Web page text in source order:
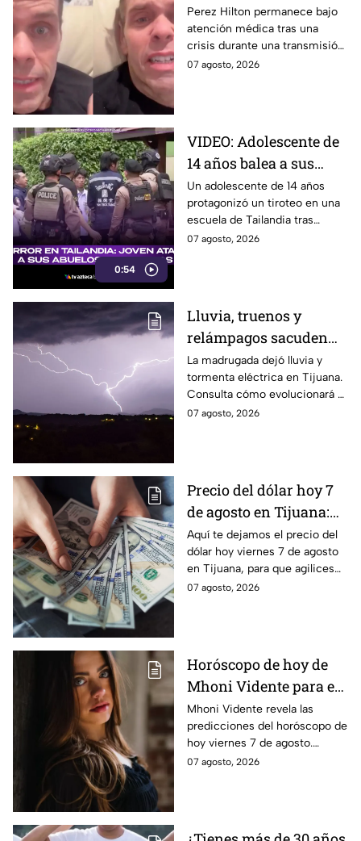
salud en vivo? Su
familia revela nuevos
detalles sobre su
recuperación | VIDEO
Perez Hilton permanece bajo
atención médica tras una
crisis durante una transmisión
en vivo; su familia informó
07 agosto, 2026
0:54
VIDEO: Adolescente de
14 años balea a sus
abuelos y luego tirotea
su escuela, dejando
siete muertos y 15
heridos
Un adolescente de 14 años
protagonizó un tiroteo en una
escuela de Tailandia tras
presuntamente atacar primero
07 agosto, 2026
Lluvia, truenos y
relámpagos sacuden
Tijuana durante la
madrugada; ¿seguirá
lloviendo hoy 7 de
agosto? 🌧️
La madrugada dejó lluvia y
tormenta eléctrica en Tijuana.
Consulta cómo evolucionará el
clima y si existe riesgo de más
07 agosto, 2026
Precio del dólar hoy 7
de agosto en Tijuana:
¿sigue perdiendo
fuerza este viernes?
Aquí te dejamos el precio del
dólar hoy viernes 7 de agosto
en Tijuana, para que agilices
tus cambios, compras y
07 agosto, 2026
Horóscopo de hoy de
Mhoni Vidente para el
viernes 7 de agosto
¡Siente!
Mhoni Vidente revela las
predicciones del horóscopo de
hoy viernes 7 de agosto.
Descubre qué le espera a cada
07 agosto, 2026